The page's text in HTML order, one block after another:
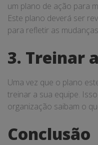
um plano de ação para
Este plano deverá ser
para refletir as
3. Treinar
Uma vez que o plano
treinar a sua equipe.
organização saibam o
Conclusão